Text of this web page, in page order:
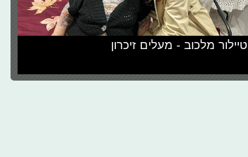
טיילור מלכוב - מעלים זיכרון